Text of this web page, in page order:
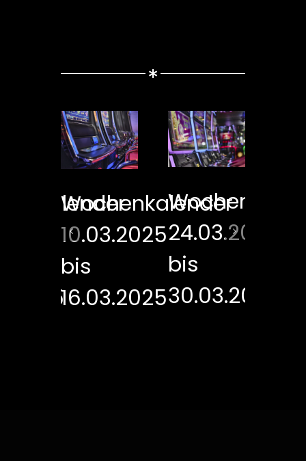
Wochenkalender
10.03.2025
bis
16.03.2025
24.03.2025
bis
30.03.2025